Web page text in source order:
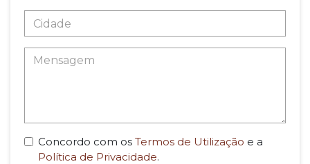
Concordo com os Termos de Utilização e a
Política de Privacidade.